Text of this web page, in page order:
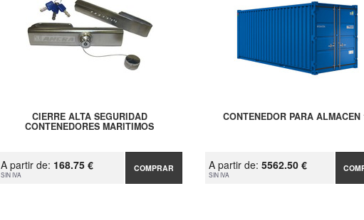
CIERRE ALTA SEGURIDAD
CONTENEDORES MARITIMOS
A partir de: 168.75 €
SIN IVA
COMPRAR
CONTENEDOR PARA ALMACEN
A partir de: 5562.50 €
SIN IVA